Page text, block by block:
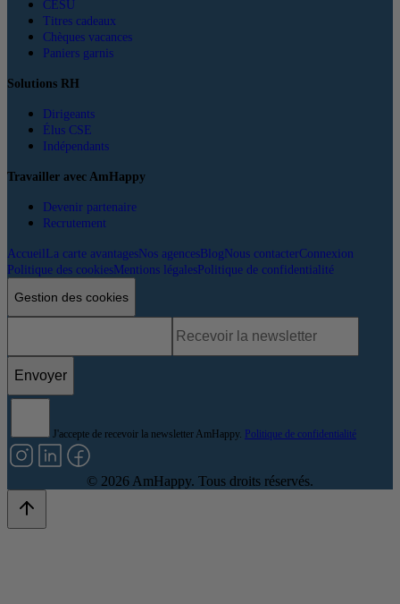
CESU
Titres cadeaux
Chèques vacances
Paniers garnis
Solutions RH
Dirigeants
Élus CSE
Indépendants
Travailler avec AmHappy
Devenir partenaire
Recrutement
Accueil La carte avantagesNos agencesBlogNous contacterConnexion
Politique des cookiesMentions légalesPolitique de confidentialité
Gestion des cookies
Envoyer
J'accepte de recevoir la newsletter AmHappy. Politique de confidentialité
© 2026 AmHappy. Tous droits réservés.